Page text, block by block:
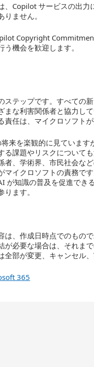
、Copilot サービスの出
ません。
Copyright
機会を歓迎します。
ステップです。すべての
まな利害関係者と協力し
責任は、マイクロソフト
来を楽観的に見ていま
る課題やリスクについて
者、学術界、市民社会な
マイクロソフトの責務で
が知識の普及を促進でき
ます。
は、作成日時点でのもの
が必要な場合は、それま
全部が変更、キャンセル
365